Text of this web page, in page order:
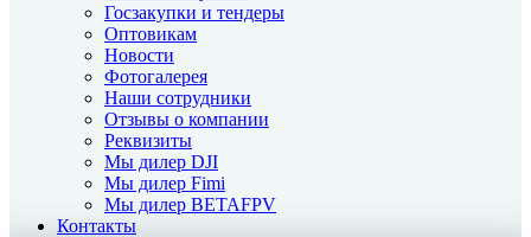
Госзакупки и тендеры
Оптовикам
Новости
Фотогалерея
Наши сотрудники
Отзывы о компании
Реквизиты
Мы дилер DJI
Мы дилер Fimi
Мы дилер BETAFPV
Контакты